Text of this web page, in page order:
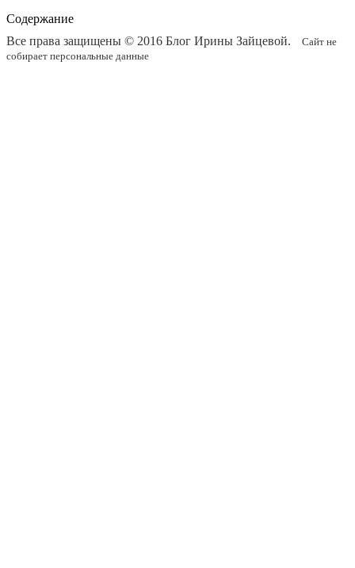
Содержание
Все права защищены © 2016 Блог Ирины Зайцевой.
Сайт не
собирает персональные данные